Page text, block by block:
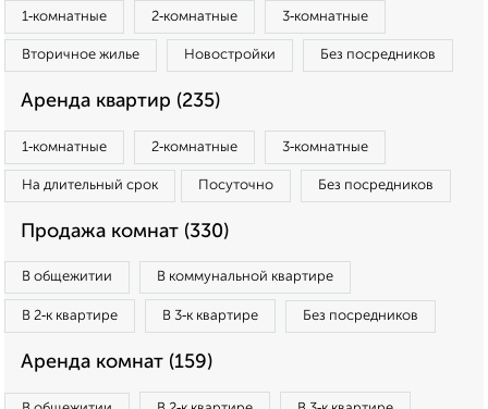
1‑комнатные 2‑комнатные 3‑комнатные
Вторичное жилье Новостройки Без посредников
Аренда квартир (235)
1‑комнатные 2‑комнатные 3‑комнатные
На длительный срок Посуточно Без посредников
Продажа комнат (330)
В общежитии В коммунальной квартире
В 2‑к квартире В 3‑к квартире Без посредников
Аренда комнат (159)